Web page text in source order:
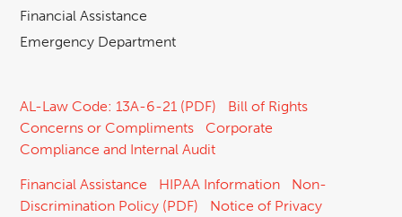
Financial Assistance
Emergency Department
AL-Law Code: 13A-6-21 (PDF)
Bill of Rights
Concerns or Compliments
Corporate
Compliance and Internal Audit
Financial Assistance HIPAA Information
Non-
Discrimination Policy (PDF)
Notice of Privacy